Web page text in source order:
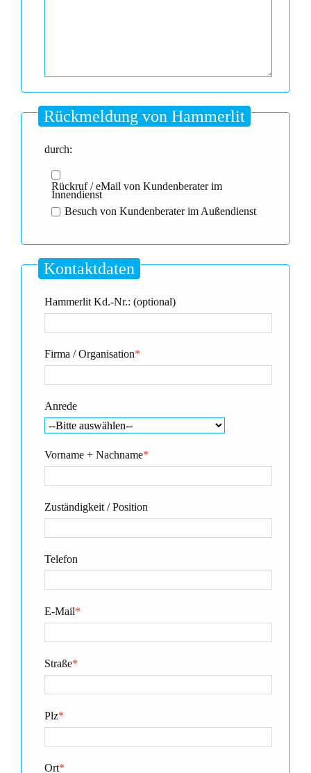
Rückmeldung von Hammerlit
durch:
Rückruf / eMail von Kundenberater im
Innendienst
Besuch von Kundenberater im Außendienst
Kontaktdaten
Hammerlit Kd.-Nr.: (optional)
*
Firma / Organisation
Anrede
*
Vorname + Nachname
Zuständigkeit / Position
Telefon
*
E-Mail
*
Straße
*
Plz
*
Ort